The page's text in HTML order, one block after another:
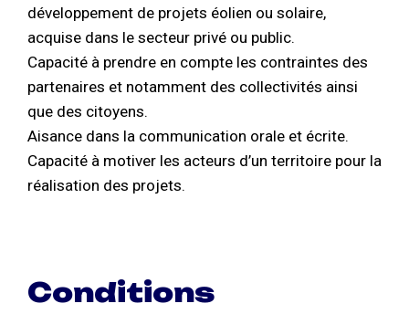
développement de projets éolien ou solaire,
acquise dans le secteur privé ou public.
Capacité à prendre en compte les contraintes des
partenaires et notamment des collectivités ainsi
que des citoyens.
Aisance dans la communication orale et écrite.
Capacité à motiver les acteurs d’un territoire pour la
réalisation des projets.
Conditions